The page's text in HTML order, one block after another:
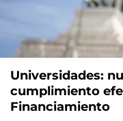
Universidades:
cumplimiento
Financiamiento